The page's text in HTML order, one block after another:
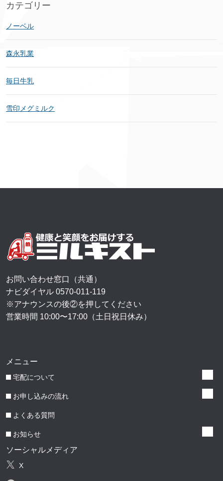
カテゴリー
ノーベル
森永乳業
毎日牛乳
雪印メグミルク
お問い合わせ窓口（共通）
ナビダイヤル 0570-011-119
※アナウンスの後②を押してください
営業時間 10:00〜17:00（土日祝日休み）
メニュー
宅配について
お申し込みの流れ
よくある質問
お知らせ
ソーシャルメディア
X